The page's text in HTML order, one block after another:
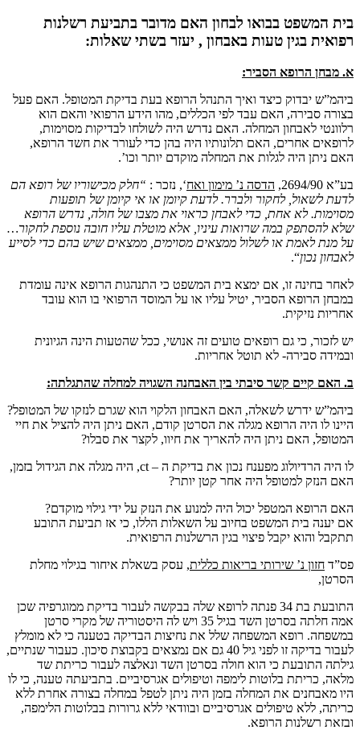
בית המשפט בבואו לבחון האם מדובר בתביעת רשלנות
רפואית בגין טעות באבחון , יעזר בשתי שאלות:
א. מבחן הרופא הסביר:
ביהמ”ש יבדוק כיצד ואיך התנהל הרופא בעת בדיקת המטופל. האם פעל
בצורה סבירה, האם עבד לפי הכללים, מהו הידע הרפואי והאם הוא
רלוונטי לאבחון המחלה. האם נדרש היה לשולחו לבדיקות מסוימות,
לרופאים אחרים, האם תלונותיו היה בהן כדי לעורר את חשד הרופא,
האם ניתן היה לגלות את המחלה מוקדם יותר וכו’.
בע”א 2694/90,
הדסה נ’ מימון ואח‘, נזכר : “חלק מכישוריו של רופא הם
לדעת לשאול, לחקור ולברר. לדעת קיומן או אי קיומן של תופעות
מסוימות. לא אחת, כדי לאבחן כראוי את מצבו של חולה, נדרש הרופא
שלא להסתפק במה שרואות עיניו, אלא מוטלת עליו חובה נוספת לחקור…
על מנת לאמת או לשלול ממצאים מסוימים, ממצאים שיש בהם כדי לסייע
לאבחון נכון“.
לאחר בחינה זו, אם ימצא בית המשפט כי התנהגות הרופא אינה עומדת
במבחן הרופא הסביר, יטיל עליו או על המוסד הרפואי בו הוא עובד
אחריות נזיקית.
יש לזכור, כי גם רופאים טועים זה אנושי, ככל שהטעות הינה הגיונית
ובמידה סבירה- לא תוטל אחריות.
ב. האם קיים קשר סיבתי בין האבחנה השגויה למחלה שהתגלתה:
ביהמ”ש ידרש לשאלה, האם האבחון הלקוי הוא שגרם לנזקו של המטופל?
היינו לו היה הרופא מגלה את הסרטן קודם, האם ניתן היה להציל את חיי
המטופל, האם ניתן היה להאריך את חיוו, לקצר את סבלו?
לו היה הרדיולוג מפענח נכון את בדיקת ה – ct, היה מגלה את הגידול בזמן,
האם הנזק למטופל היה אחר קטן יותר?
האם הרופא המטפל יכול היה למנוע את הנזק על ידי גילוי מוקדם?
אם יענה בית המשפט בחיוב על השאלות הללו, כי אז תביעת התובע
תתקבל והוא יקבל פיצוי בגין הרשלנות הרפואית.
פס”ד חזון נ’ שירותי בריאות כללית, עסק בשאלת איחור בגילוי מחלת
הסרטן,
התובעת בת 34 פנתה לרופא שלה בבקשה לעבור בדיקת ממוגרפיה שכן
אמה חלתה בסרטן השד בגיל 35 ויש לה היסטוריה של מקרי סרטן
במשפחה. רופא המשפחה שלל את נחיצות הבדיקה בטענה כי לא מומלץ
לעבור בדיקה זו לפני גיל 40 גם אם נמצאים בקבוצת סיכון. כעבור שנתיים,
גילתה התובעת כי הוא חולה בסרטן השד ונאלצה לעבור כריתת שד
מלאה, כריתת בלוטות לימפה וטיפולים אגרסיביים. בתביעתה טענה, כי לו
היו מאבחנים את המחלה בזמן היה ניתן לטפל במחלה בצורה אחרת ללא
כריתה, ללא טיפולים אגרסיביים ובוודאי ללא גרורות בבלוטות הלימפה,
ובזאת רשלנות הרופא.